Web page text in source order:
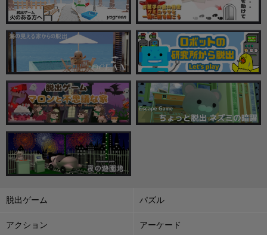
脱出ゲーム パズル
アクション アーケード